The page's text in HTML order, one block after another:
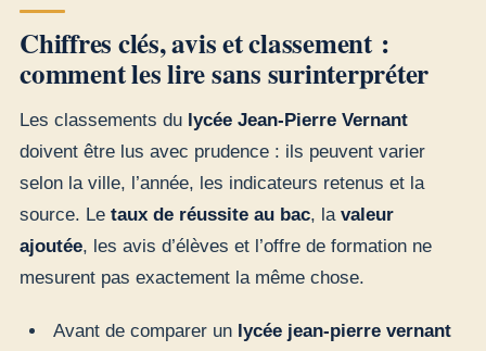
Chiffres clés, avis et classement :
comment les lire sans surinterpréter
Les classements du lycée Jean-Pierre Vernant
doivent être lus avec prudence : ils peuvent varier
selon la ville, l’année, les indicateurs retenus et la
source. Le taux de réussite au bac, la valeur
ajoutée, les avis d’élèves et l’offre de formation ne
mesurent pas exactement la même chose.
Avant de comparer un lycée jean-pierre vernant